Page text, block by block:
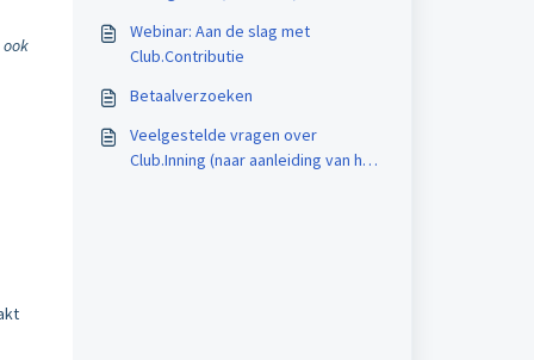
ook
Webinar: Aan de slag met
Club.Contributie
Betaalverzoeken
Veelgestelde vragen over
Club.Inning (naar aanleiding van het